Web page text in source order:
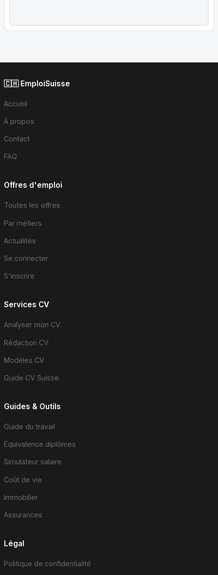
🇨🇭 EmploiSuisse
Accueil
À propos
Contact
FAQ
Offres d'emploi
Toutes les offres
Par métiers
Actualités
Se connecter
S'inscrire
Services CV
Analyser mon CV
Rédaction CV
Modèles CV
Guide CV Suisse
Guides & Outils
Guide du travail
Équivalence diplômes
Simulateur salaire
Coût de vie
Immobilier
Assurances
Légal
Politique de confidentialité